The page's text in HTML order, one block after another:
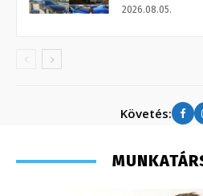
2026.08.05.
Követés: